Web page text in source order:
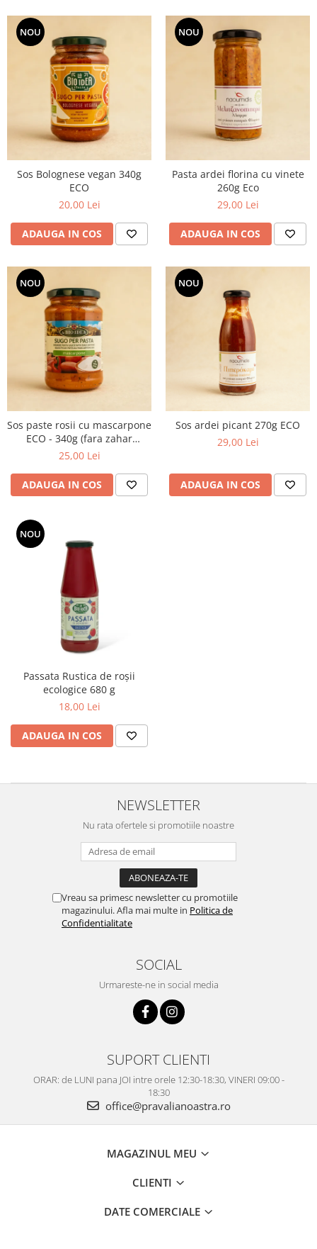
NOU
Sos Bolognese vegan 340g
ECO
20,00 Lei
ADAUGA IN COS
NOU
Pasta ardei florina cu vinete
260g Eco
29,00 Lei
ADAUGA IN COS
NOU
Sos paste rosii cu mascarpone
ECO - 340g (fara zahar
adaugat)
25,00 Lei
ADAUGA IN COS
NOU
Sos ardei picant 270g ECO
29,00 Lei
ADAUGA IN COS
NOU
Passata Rustica de roșii
ecologice 680 g
18,00 Lei
ADAUGA IN COS
NEWSLETTER
Nu rata ofertele si promotiile noastre
Vreau sa primesc newsletter cu promotiile
magazinului. Afla mai multe in Politica de
Confidentialitate
SOCIAL
Urmareste-ne in social media
SUPORT CLIENTI
ORAR: de LUNI pana JOI intre orele 12:30-18:30, VINERI 09:00 -
18:30
office@pravalianoastra.ro
MAGAZINUL MEU
CLIENTI
DATE COMERCIALE